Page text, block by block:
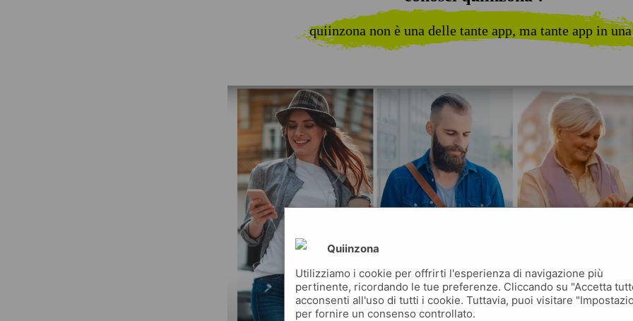
quiinzona non è una delle tante app, ma tante app in
Quiinzona
Utilizziamo i cookie per offrirti l'esperienza di navigazione più
pertinente, ricordando le tue preferenze. Cliccando su "Accetta
acconsenti all'uso di tutti i cookie. Tuttavia, puoi visitare
per fornire un consenso controllato.